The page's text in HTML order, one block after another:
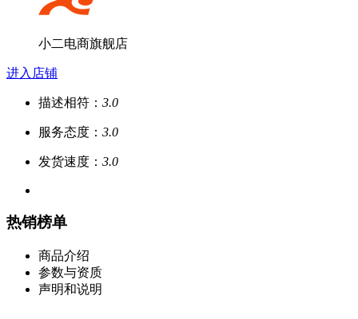
小二电商旗舰店
进入店铺
描述相符： 3.0
服务态度： 3.0
发货速度： 3.0
热销榜单
商品介绍
参数与资质
声明和说明